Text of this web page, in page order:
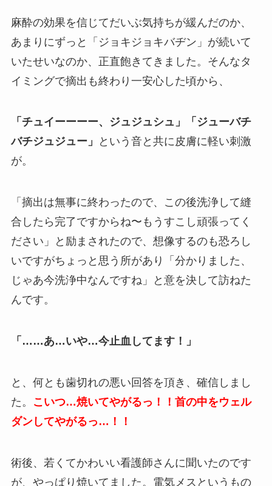
麻酔の効果を信じてだいぶ気持ちが緩んだのか、
あまりにずっと「ジョキジョキバヂン」が続いて
いたせいなのか、正直飽きてきました。そんなタ
イミングで摘出も終わり一安心した頃から、
「チュイーーーー、ジュジュシュ」「ジューバチ
バチジュジュー」
という音と共に皮膚に軽い刺激
が。
「摘出は無事に終わったので、この後洗浄して縫
合したら完了ですからね〜もうすこし頑張ってく
ださい」と励まされたので、想像するのも恐ろし
いですがちょっと思う所があり「分かりました、
じゃあ今洗浄中なんですね」と意を決して訪ねた
んです。
「……あ…いや…今止血してます！」
と、何とも歯切れの悪い回答を頂き、確信しまし
た。
こいつ…焼いてやがるっ！！首の中をウェル
ダンしてやがるっ…！！
術後、若くてかわいい看護師さんに聞いたのです
が、やっぱり焼いてました。電気メスというもの